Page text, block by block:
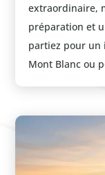
extraordinaire,
préparation et
partiez pour un
Mont Blanc ou